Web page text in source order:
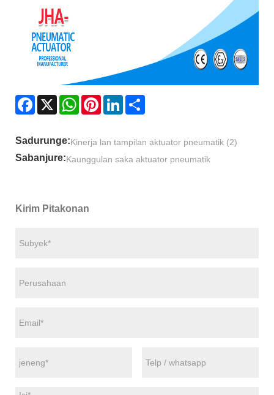
Facebook
X WhatsAppPinterestLinkedIn
Sadurunge:Kinerja lan tampilan aktuator pneumatik (2)
Sabanjure:Kaunggulan saka aktuator pneumatik
Kirim Pitakonan